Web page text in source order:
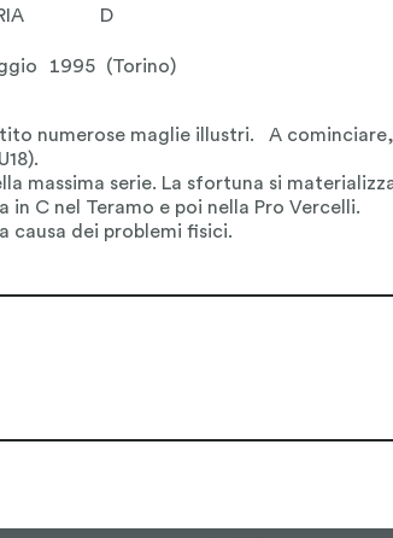
D
1995 (Torino)